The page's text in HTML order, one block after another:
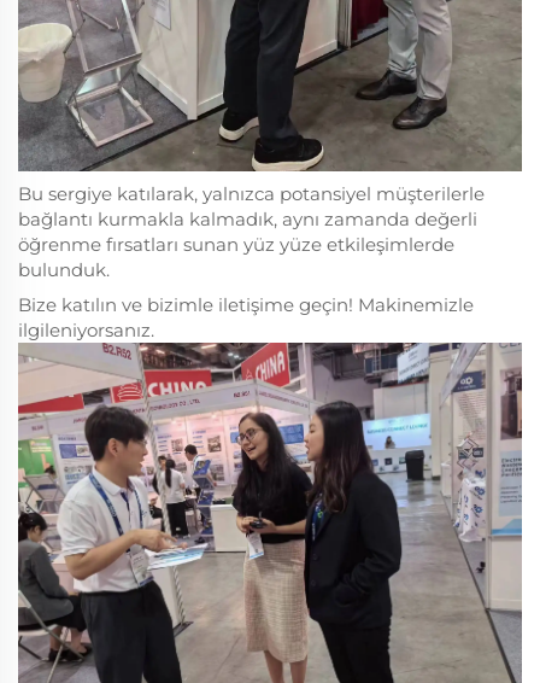
Bu sergiye katılarak, yalnızca potansiyel müşterilerle
bağlantı kurmakla kalmadık, aynı zamanda değerli
öğrenme fırsatları sunan yüz yüze etkileşimlerde
bulunduk.
Bize katılın ve bizimle iletişime geçin! Makinemizle
ilgileniyorsanız.